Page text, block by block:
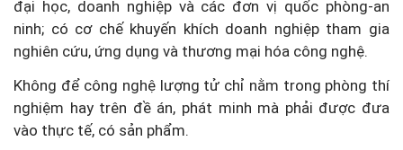
đại học, doanh nghiệp và các đơn vị quốc phòng-an
ninh; có cơ chế khuyến khích doanh nghiệp tham gia
nghiên cứu, ứng dụng và thương mại hóa công nghệ.
Không để công nghệ lượng tử chỉ nằm trong phòng thí
nghiệm hay trên đề án, phát minh mà phải được đưa
vào thực tế, có sản phẩm.